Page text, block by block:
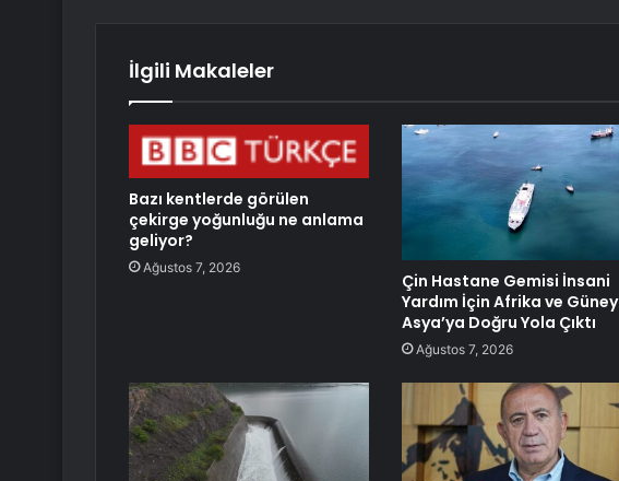
İlgili Makaleler
Bazı kentlerde görülen
çekirge yoğunluğu ne anlama
geliyor?
Ağustos 7, 2026
Çin Hastane Gemisi İnsani
Yardım İçin Afrika ve Güney
Asya’ya Doğru Yola Çıktı
Ağustos 7, 2026